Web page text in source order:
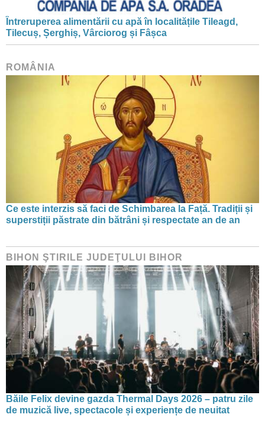
Întreruperea alimentării cu apă în localitățile Tileagd,
Tilecuș, Șerghiș, Vârciorog și Fâșca
ROMÂNIA
Ce este interzis să faci de Schimbarea la Față. Tradiții și
superstiții păstrate din bătrâni și respectate an de an
BIHON ŞTIRILE JUDEŢULUI BIHOR
Băile Felix devine gazda Thermal Days 2026 – patru zile
de muzică live, spectacole și experiențe de neuitat